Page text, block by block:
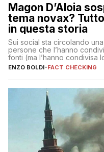
Magon D’Aloia
tema novax?
in questa storia
Sui social sta circolando
persone che l’hanno
fonti (ma l’hanno condivisa
ENZO BOLDI-FACT CHECKING